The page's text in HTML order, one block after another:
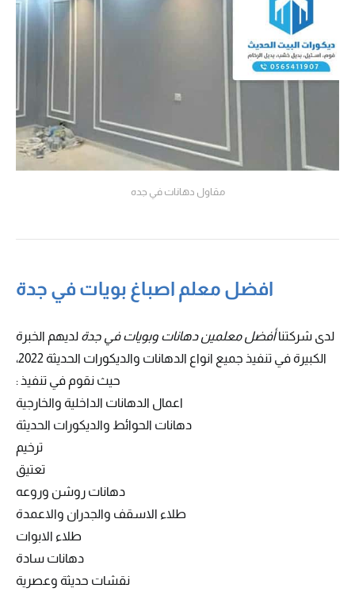
مقاول دهانات في جده
افضل معلم اصباغ بويات في جدة
لدى شركتناأفضل معلمين دهانات وبويات في جدة لديهم الخبرة
الكبيرة في تنفيذ جميع انواع الدهانات والديكورات الحديثة 2022،
حيث نقوم في تنفيذ :
اعمال الدهانات الداخلية والخارجية
دهانات الحوائط والديكورات الحديثة
ترخيم
تعتيق
دهانات روشن وروعه
طلاء الاسقف والجدران والاعمدة
طلاء الابوات
دهانات سادة
نقشات حديثة وعصرية